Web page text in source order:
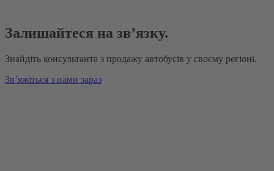
Залишайтеся на зв’язку.
Знайдіть консультанта з продажу автобусів у своєму регіоні.
Зв’яжіться з нами зараз